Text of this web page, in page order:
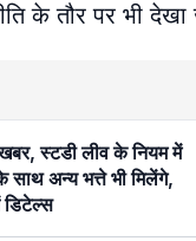
के तौर पर भी देखा
स्टडी लीव के नियम में
साथ अन्य भत्ते भी मिलेंगे,
डिटेल्स